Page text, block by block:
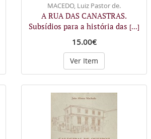
MACEDO, Luiz Pastor de.
A RUA DAS CANASTRAS.
Subsídios para a história das [...]
15.00€
Ver Item